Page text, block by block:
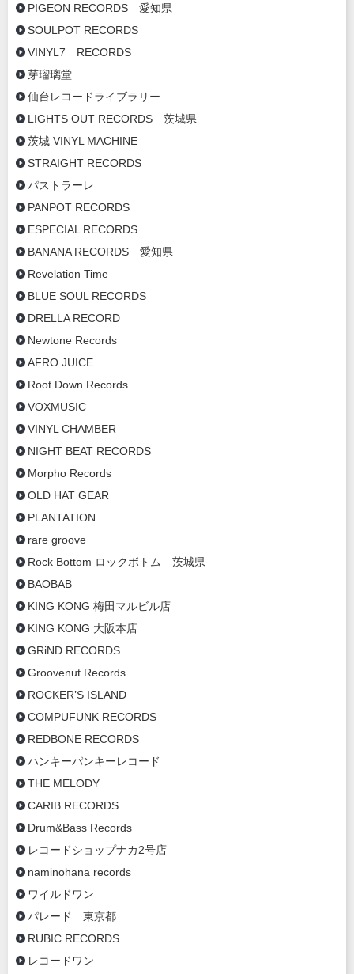
PIGEON RECORDS 愛知県
SOULPOT RECORDS
VINYL7 RECORDS
芽瑠璃堂
仙台レコードライブラリー
LIGHTS OUT RECORDS 茨城県
茨城 VINYL MACHINE
STRAIGHT RECORDS
パストラーレ
PANPOT RECORDS
ESPECIAL RECORDS
BANANA RECORDS 愛知県
Revelation Time
BLUE SOUL RECORDS
DRELLA RECORD
Newtone Records
AFRO JUICE
Root Down Records
VOXMUSIC
VINYL CHAMBER
NIGHT BEAT RECORDS
Morpho Records
OLD HAT GEAR
PLANTATION
rare groove
Rock Bottom ロックボトム 茨城県
BAOBAB
KING KONG 梅田マルビル店
KING KONG 大阪本店
GRiND RECORDS
Groovenut Records
ROCKER’S ISLAND
COMPUFUNK RECORDS
REDBONE RECORDS
ハンキーパンキーレコード
THE MELODY
CARIB RECORDS
Drum&Bass Records
レコードショップナカ2号店
naminohana records
ワイルドワン
パレード 東京都
RUBIC RECORDS
レコードワン